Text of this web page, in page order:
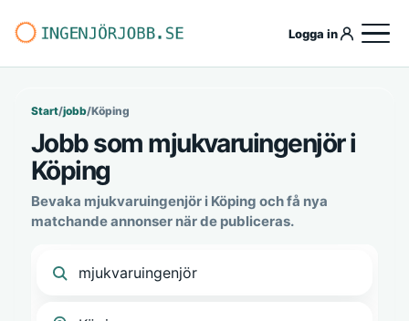
Logga in
Start/jobb/Köping
Jobb som mjukvaruingenjör i
Köping
Bevaka mjukvaruingenjör i Köping och få nya
matchande annonser när de publiceras.